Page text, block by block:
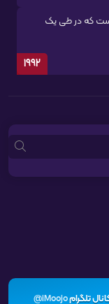
که در طی یک
1992
تلگرامiMoojo@